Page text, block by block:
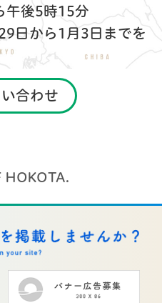
午後5時15分
日から1月3日までを
合わせ
HOKOTA.